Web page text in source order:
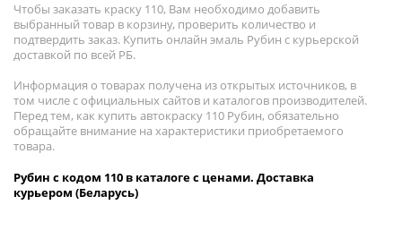
Чтобы заказать краску 110, Вам необходимо добавить
выбранный товар в корзину, проверить количество и
подтвердить заказ. Купить онлайн эмаль Рубин с курьерской
доставкой по всей РБ.
Информация о товарах получена из открытых источников, в
том числе с официальных сайтов и каталогов производителей.
Перед тем, как купить автокраску 110 Рубин, обязательно
обращайте внимание на характеристики приобретаемого
товара.
Рубин с кодом 110 в каталоге с ценами. Доставка
курьером (Беларусь)